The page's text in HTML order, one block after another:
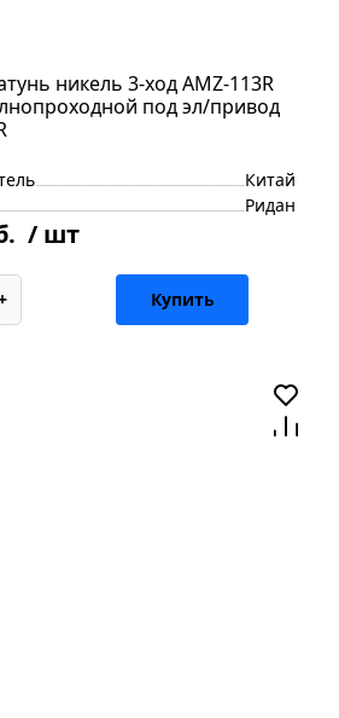
никель 3-ход AMZ-113R
под эл/привод
Китай
Ридан
/ шт
Купить